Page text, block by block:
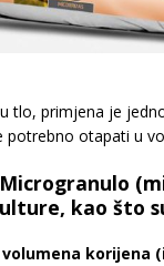
tlo, primjena je
otapati u
kao što
korijena